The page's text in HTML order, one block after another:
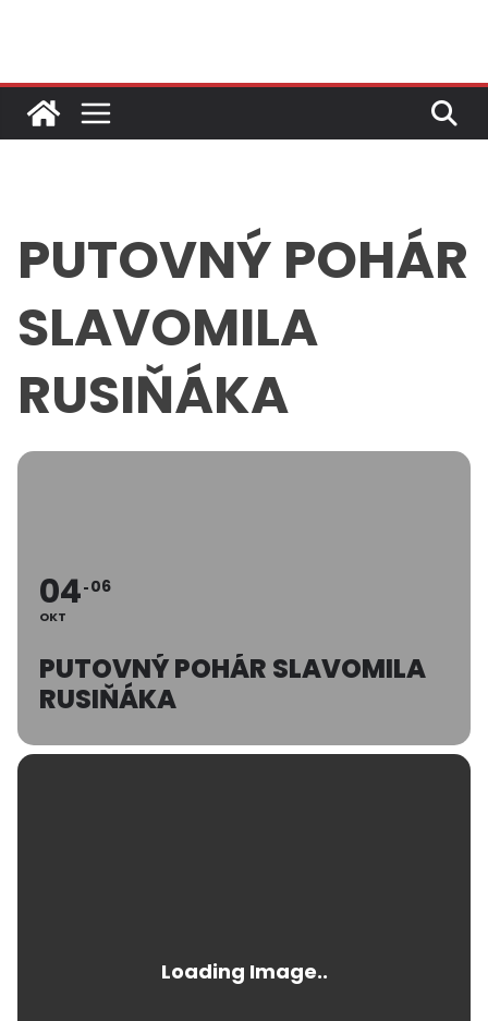
PUTOVNÝ POHÁR
SLAVOMILA
RUSIŇÁKA
04
OKT
06
PUTOVNÝ POHÁR SLAVOMILA
RUSIŇÁKA